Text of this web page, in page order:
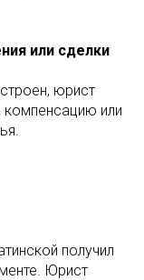
или сделки
юрист
или
получил
Юрист